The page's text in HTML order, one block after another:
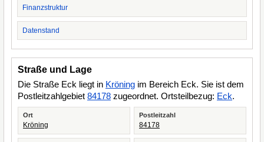
Finanzstruktur
Datenstand
Straße und Lage
Die Straße Eck liegt in Kröning im Bereich Eck. Sie ist dem
Postleitzahlgebiet 84178 zugeordnet. Ortsteilbezug: Eck.
Ort
Kröning
Postleitzahl
84178